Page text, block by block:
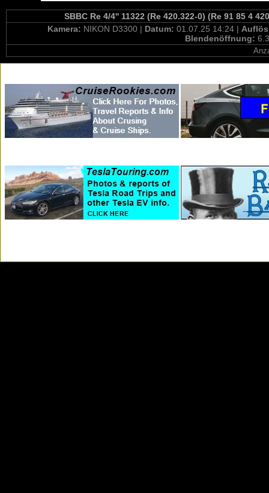
SBBC Re 4/4'' 11322 (Re 420.322-0) (Re 91 85 4
Kamera: NIKON D3300 | Datum: 01.07.25 14:24 |
Blendenöffnung: